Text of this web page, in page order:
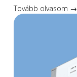
Tovább olvasom →